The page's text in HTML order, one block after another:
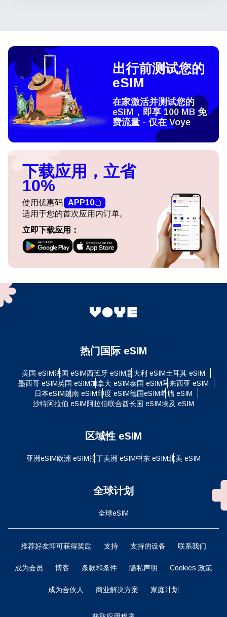
出行前测试您的
eSIM
在家激活并测试您的
eSIM，即享 100 MB 免
费流量 - 仅在 Voye
下载应用，立省
10%
使用优惠码 APP10
适用于您的首次应用内订单。
立即下载应用：
热门国际 eSIM
美国 eSIM法国 eSIM西班牙 eSIM意大利 eSIM土耳其 eSIM
墨西哥 eSIM英国 eSIM加拿大 eSIM泰国 eSIM马来西亚 eSIM
日本eSIM越南 eSIM印度 eSIM德国eSIM希腊 eSIM
沙特阿拉伯 eSIM阿拉伯联合酋长国 eSIM埃及 eSIM
区域性 eSIM
亚洲eSIM欧洲 eSIM拉丁美洲 eSIM中东 eSIM北美 eSIM
全球计划
全球eSIM
推荐好友即可获得奖励 支持 支持的设备 联系我们
成为会员 博客 条款和条件 隐私声明 Cookies 政策
成为合伙人 商业解决方案 家庭计划